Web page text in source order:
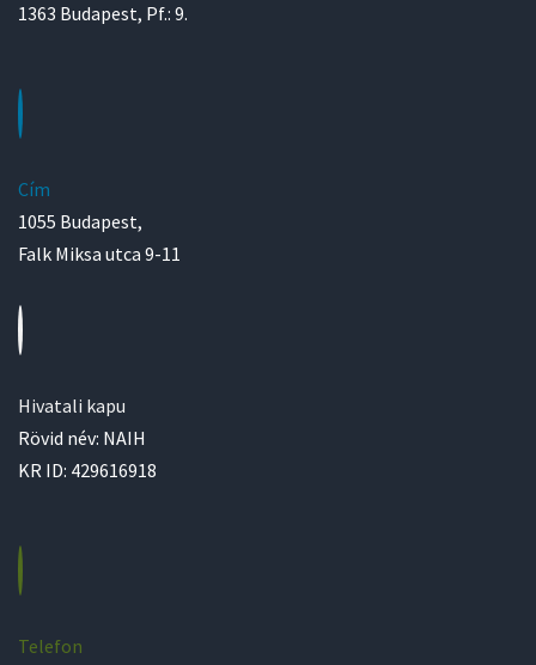
1363 Budapest, Pf.: 9.
Cím
1055 Budapest,
Falk Miksa utca 9-11
Hivatali kapu
Rövid név: NAIH
KR ID: 429616918
Telefon